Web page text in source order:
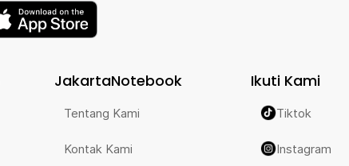
JakartaNotebook
Tentang Kami
Kontak Kami
Ikuti Kami
Tiktok
Instagram